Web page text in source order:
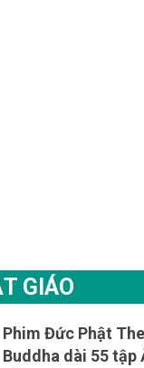
GIÁO
Phim Đức Phật The
Buddha dài 55 tập